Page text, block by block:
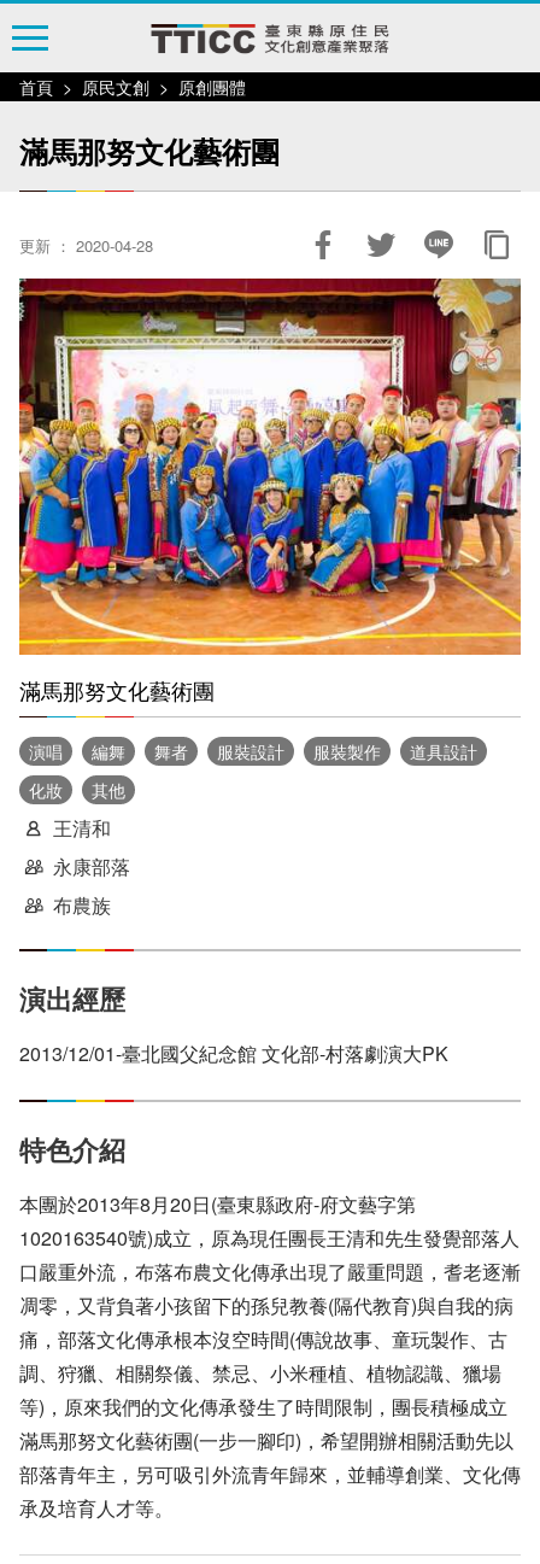
跳
到
主
要首頁 原民文創 原創團體
滿馬那努文化藝術團
更新 ： 2020-04-28
滿馬那努文化藝術團
演唱 編舞 舞者 服裝設計 服裝製作
道具設計
化妝
其他
王清和
永康部落
布農族
演出經歷
2013/12/01-臺北國父紀念館 文化部-村落劇演大PK
特色介紹
本團於2013年8月20日(臺東縣政府-府文藝字第
1020163540號)成立，原為現任團長王清和先生發覺部落人
口嚴重外流，布落布農文化傳承出現了嚴重問題，耆老逐漸
凋零，又背負著小孩留下的孫兒教養(隔代教育)與自我的病
痛，部落文化傳承根本沒空時間(傳說故事、童玩製作、古
調、狩獵、相關祭儀、禁忌、小米種植、植物認識、獵場
等)，原來我們的文化傳承發生了時間限制，團長積極成立
滿馬那努文化藝術團(一步一腳印)，希望開辦相關活動先以
部落青年主，另可吸引外流青年歸來，並輔導創業、文化傳
承及培育人才等。